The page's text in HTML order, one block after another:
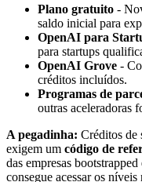
Plano gratuito -
saldo inicial para
OpenAI para
para startups
OpenAI Grove -
créditos incluídos.
Programas de
outras aceleradoras
A pegadinha: Créditos
exigem um código de
das empresas
consegue acessar os